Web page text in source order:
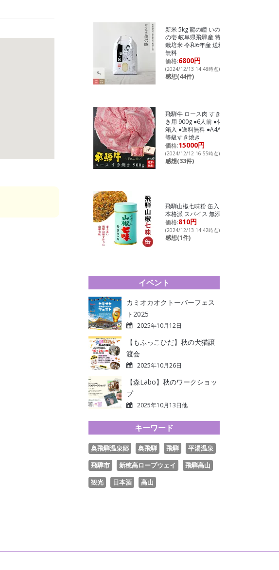
新米 5kg 龍の瞳 いのち
の壱 岐阜県飛騨産 特別
栽培米 令和6年産 送料
無料
価格:6800円
(2024/12/13 14:48時点)
感想(44件)
飛騨牛 ロース肉 すき焼
き用 900g ●6人前 ●化粧
箱入 ●送料無料 ●A4A5
等級すき焼き
価格:15000円
(2024/12/12 16:55時点)
感想(33件)
飛騨山椒七味粉 缶入り
本格派 スパイス 無添加
価格:810円
(2024/12/13 14:42時点)
感想(1件)
イベント
カミオカオクトーバーフェス
ト2025
2025年10月12日
【もふっこひだ】秋の犬猫譲
渡会
2025年10月26日
【森Labo】秋のワークショッ
プ
2025年10月13日他
キーワード
奥飛騨温泉郷 奥飛騨 飛騨
平湯温泉
飛騨市
新穂高ロープウェイ
飛騨高山
観光
日本酒 高山